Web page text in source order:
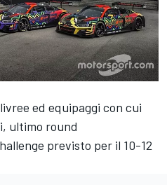
ed equipaggi con cui
ultimo round
previsto per il 10-12